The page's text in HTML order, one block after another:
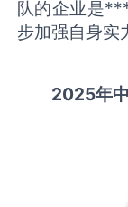
队的企业是
步加强自身实
2025年